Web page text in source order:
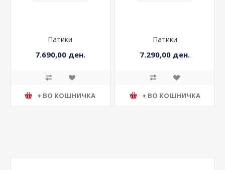
Патики
7.690,00 ден.
+ ВО КОШНИЧКА
Патики
7.290,00 ден.
+ ВО КОШНИЧКА